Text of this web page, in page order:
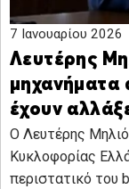
7 Ιανουαρίου 2026
Λευτέρης
μηχανήματα
έχουν
O Λευτέρης
Κυκλοφορίας
περιστατικό του